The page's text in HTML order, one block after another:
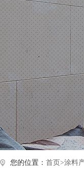
您的位置： 首页>涂料